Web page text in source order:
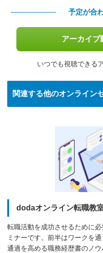
予定が合
アーカイブ
いつでも視聴できる
関連する他のオンライン
dodaオンライン転職教
転職活動を成功させるために
ミナーです。前半はワークを
通過を高める職務経歴書のノ